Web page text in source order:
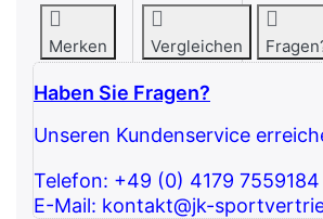
Merken Vergleichen
Haben Sie Fragen?
Unseren Kundenservice
Telefon: +49 (0) 4179 7559184
E-Mail: kontakt@jk-